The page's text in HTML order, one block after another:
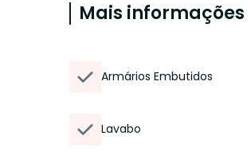
Mais informações
Armários Embutidos
Lavabo